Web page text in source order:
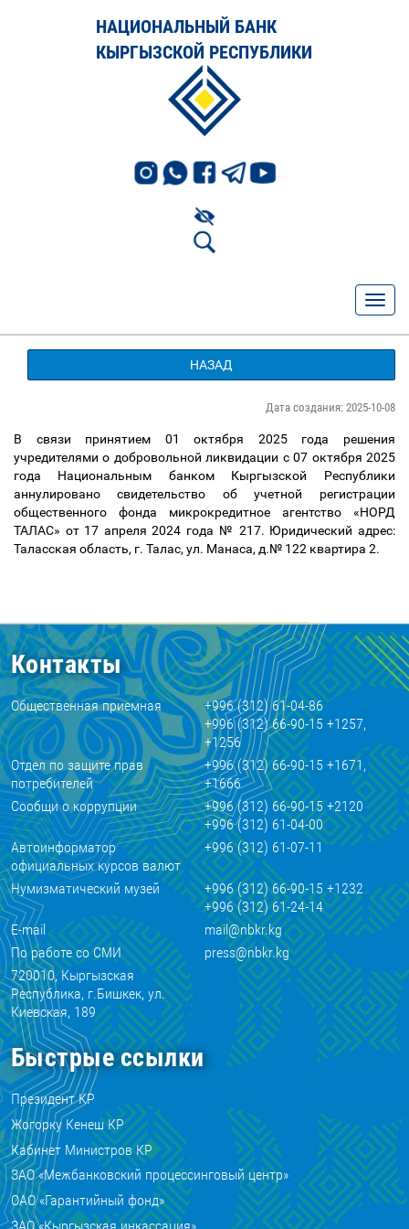
НАЦИОНАЛЬНЫЙ БАНК
КЫРГЫЗСКОЙ РЕСПУБЛИКИ
НАЗАД
Дата создания: 2025-10-08
В связи принятием 01 октября 2025 года решения
учредителями о добровольной ликвидации с 07 октября 2025
года Национальным банком Кыргызской Республики
аннулировано свидетельство об учетной регистрации
общественного фонда микрокредитное агентство «НОРД
ТАЛАС» от 17 апреля 2024 года № 217. Юридический адрес:
Таласская область, г. Талас, ул. Манаса, д.№ 122 квартира 2.
Контакты
Общественная приемная
+996 (312) 61-04-86
+996 (312) 66-90-15 +1257,
+1256
Отдел по защите прав
потребителей
+996 (312) 66-90-15 +1671,
+1666
Сообщи о коррупции
+996 (312) 66-90-15 +2120
+996 (312) 61-04-00
Автоинформатор
официальных курсов валют
+996 (312) 61-07-11
Нумизматический музей
+996 (312) 66-90-15 +1232
+996 (312) 61-24-14
E-mail
mail@nbkr.kg
По работе со СМИ
press@nbkr.kg
720010, Кыргызская
Республика, г.Бишкек, ул.
Киевская, 189
Быстрые ссылки
Президент КР
Жогорку Кенеш КР
Кабинет Министров КР
ЗАО «Межбанковский процессинговый центр»
ОАО «Гарантийный фонд»